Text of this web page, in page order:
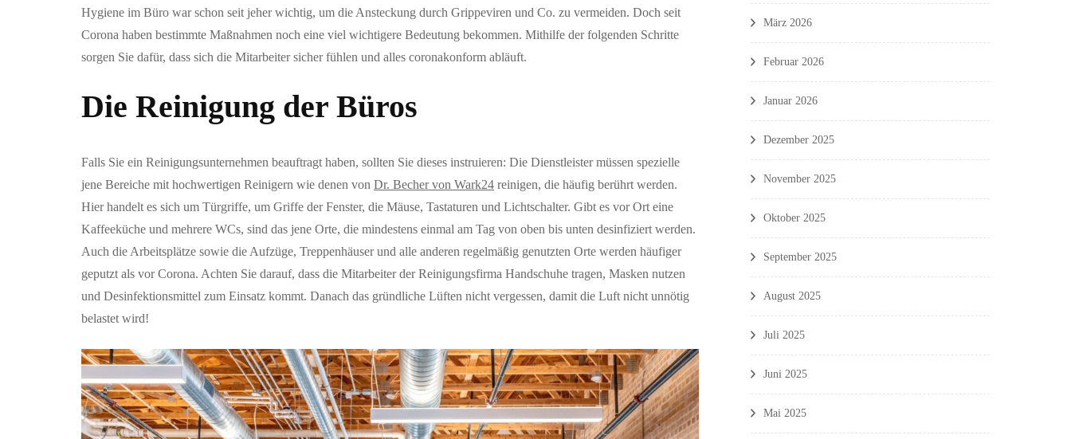
Hygiene im Büro war schon seit jeher wichtig, um die Ansteckung durch Grippeviren und Co. zu vermeiden. Doch seit
Corona haben bestimmte Maßnahmen noch eine viel wichtigere Bedeutung bekommen. Mithilfe der folgenden Schritte
sorgen Sie dafür, dass sich die Mitarbeiter sicher fühlen und alles coronakonform abläuft.
Die Reinigung der Büros
Falls Sie ein Reinigungsunternehmen beauftragt haben, sollten Sie dieses instruieren: Die Dienstleister müssen spezielle
jene Bereiche mit hochwertigen Reinigern wie denen von Dr. Becher von Wark24 reinigen, die häufig berührt werden.
Hier handelt es sich um Türgriffe, um Griffe der Fenster, die Mäuse, Tastaturen und Lichtschalter. Gibt es vor Ort eine
Kaffeeküche und mehrere WCs, sind das jene Orte, die mindestens einmal am Tag von oben bis unten desinfiziert werden.
Auch die Arbeitsplätze sowie die Aufzüge, Treppenhäuser und alle anderen regelmäßig genutzten Orte werden häufiger
geputzt als vor Corona. Achten Sie darauf, dass die Mitarbeiter der Reinigungsfirma Handschuhe tragen, Masken nutzen
und Desinfektionsmittel zum Einsatz kommt. Danach das gründliche Lüften nicht vergessen, damit die Luft nicht unnötig
belastet wird!
März 2026
Februar 2026
Januar 2026
Dezember 2025
November 2025
Oktober 2025
September 2025
August 2025
Juli 2025
Juni 2025
Mai 2025